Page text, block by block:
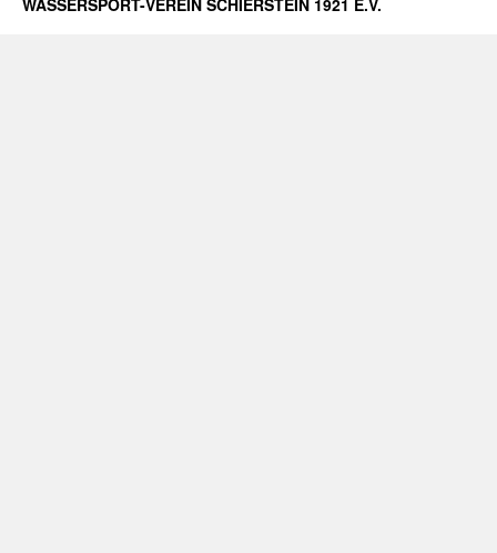
WASSERSPORT-VEREIN SCHIERSTEIN 1921 E.V.